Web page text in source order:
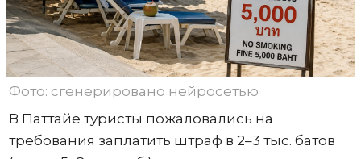
Фото: сгенерировано нейросетью
В Паттайе туристы пожаловались на
требования заплатить штраф в 2–3 тыс. батов